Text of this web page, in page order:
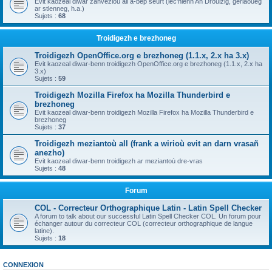
ar stlenneg, h.a.)
Sujets : 68
Troidigezh e brezhoneg
Troidigezh OpenOffice.org e brezhoneg (1.1.x, 2.x ha 3.x)
Evit kaozeal diwar-benn troidigezh OpenOffice.org e brezhoneg (1.1.x, 2.x ha
3.x)
Sujets : 59
Troidigezh Mozilla Firefox ha Mozilla Thunderbird e
brezhoneg
Evit kaozeal diwar-benn troidigezh Mozilla Firefox ha Mozilla Thunderbird e
brezhoneg
Sujets : 37
Troidigezh meziantoù all (frank a wirioù evit an darn vrasañ
anezho)
Evit kaozeal diwar-benn troidigezh ar meziantoù dre-vras
Sujets : 48
Forum
COL - Correcteur Orthographique Latin - Latin Spell Checker
A forum to talk about our successful Latin Spell Checker COL. Un forum pour
échanger autour du correcteur COL (correcteur orthographique de langue
latine).
Sujets : 18
CONNEXION